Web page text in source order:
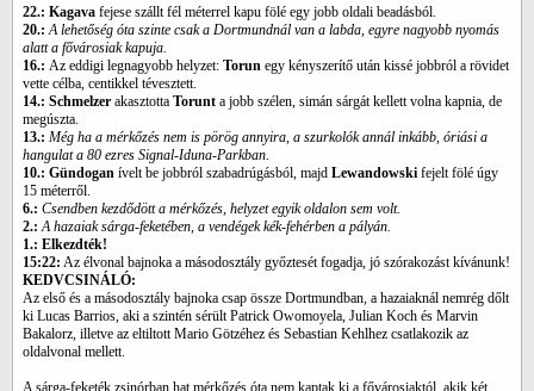
22.: Kagava fejese szállt fél méterrel kapu fölé egy jobb oldali beadásból.
20.: A lehetőség óta szinte csak a Dortmundnál van a labda, egyre nagyobb nyomás
alatt a fővárosiak kapuja.
16.: Az eddigi legnagyobb helyzet: Torun egy kényszerítő után kissé jobbról a rövidet
vette célba, centikkel tévesztett.
14.: Schmelzer akasztotta Torunt a jobb szélen, simán sárgát kellett volna kapnia, de
megúszta.
13.: Még ha a mérkőzés nem is pörög annyira, a szurkolók annál inkább, óriási a
hangulat a 80 ezres Signal-Iduna-Parkban.
10.: Gündogan ívelt be jobbról szabadrúgásból, majd Lewandowski fejelt fölé úgy
15 méterről.
6.: Csendben kezdődött a mérkőzés, helyzet egyik oldalon sem volt.
2.: A hazaiak sárga-feketében, a vendégek kék-fehérben a pályán.
1.: Elkezdték!
15:22: Az élvonal bajnoka a másodosztály győztesét fogadja, jó szórakozást kívánunk!
KEDVCSINÁLÓ:
Az első és a másodosztály bajnoka csap össze Dortmundban, a hazaiaknál nemrég dőlt
ki Lucas Barrios, aki a szintén sérült Patrick Owomoyela, Julian Koch és Marvin
Bakalorz, illetve az eltiltott Mario Götzéhez és Sebastian Kehlhez csatlakozik az
oldalvonal mellett.
A sárga-feketék zsinórban hat mérkőzés óta nem kaptak ki a fővárosiaktól, akik két